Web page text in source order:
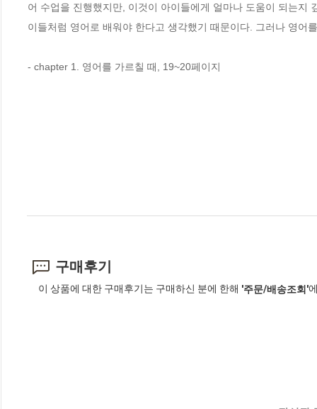
어 수업을 진행했지만, 이것이 아이들에게 얼마나 도움이 되는지
이들처럼 영어로 배워야 한다고 생각했기 때문이다. 그러나 영어
- chapter 1. 영어를 가르칠 때, 19~20페이지
구매후기
이 상품에 대한 구매후기는 구매하신 분에 한해 '주문/배송조회'